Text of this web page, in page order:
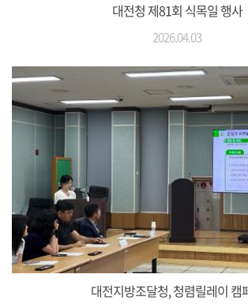
대전청 제81회 식목일 행사
2026.04.03
대전지방조달청, 청렴릴레이 캠